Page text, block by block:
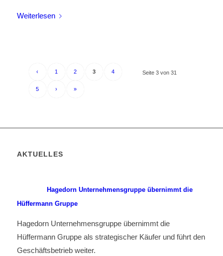
Weiterlesen
Seite 3 von 31
‹ 1 2 3 4
5 › »
AKTUELLES
Hagedorn Unternehmensgruppe übernimmt die
Hüffermann Gruppe
Hagedorn Unternehmensgruppe übernimmt die
Hüffermann Gruppe als strategischer Käufer und führt den
Geschäftsbetrieb weiter.